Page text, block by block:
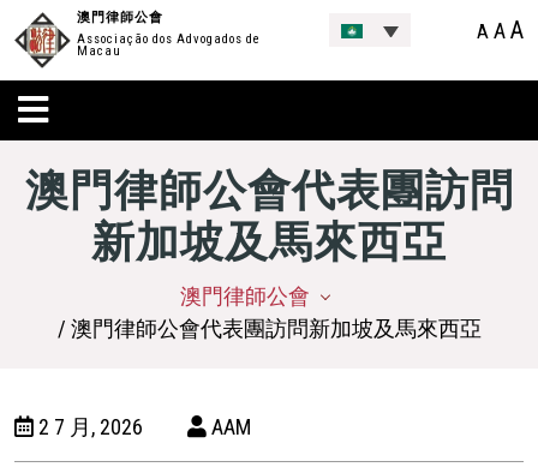
澳門律師公會
Associação dos Advogados de
Macau
A AA
澳門律師公會代表團訪問
新加坡及馬來西亞
澳門律師公會
/ 澳門律師公會代表團訪問新加坡及馬來西亞
2 7 月, 2026 AAM